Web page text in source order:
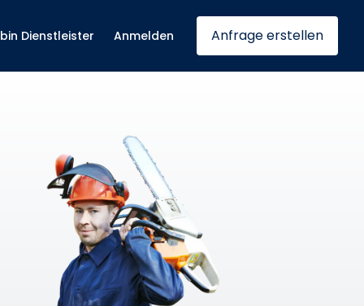
Dienstleister Anmelden Anfrage erstellen